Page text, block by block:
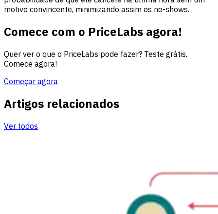
motivo convincente, minimizando assim os no-shows.
Comece com o PriceLabs agora!
Quer ver o que o PriceLabs pode fazer? Teste grátis.
Comece agora!
Começar agora
Artigos relacionados
Ver todos